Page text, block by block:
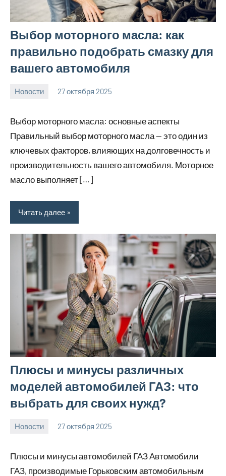
Выбор моторного масла: как
правильно подобрать смазку для
вашего автомобиля
Новости 27 октября 2025
Выбор моторного масла: основные аспекты
Правильный выбор моторного масла — это один из
ключевых факторов, влияющих на долговечность и
производительность вашего автомобиля. Моторное
масло выполняет […]
Читать далее
Плюсы и минусы различных
моделей автомобилей ГАЗ: что
выбрать для своих нужд?
Новости 27 октября 2025
Плюсы и минусы автомобилей ГАЗ Автомобили
ГАЗ, производимые Горьковским автомобильным